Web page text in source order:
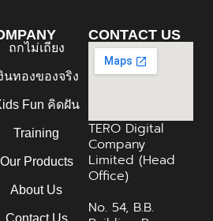
ถกไม่เถียง
นทองของจริง
Fun คิดฝัน
Training
Our Products
About Us
Contact Us
CONTACT US
TERO Digital
Company
Limited (Head
Office)
No. 54, B.B.